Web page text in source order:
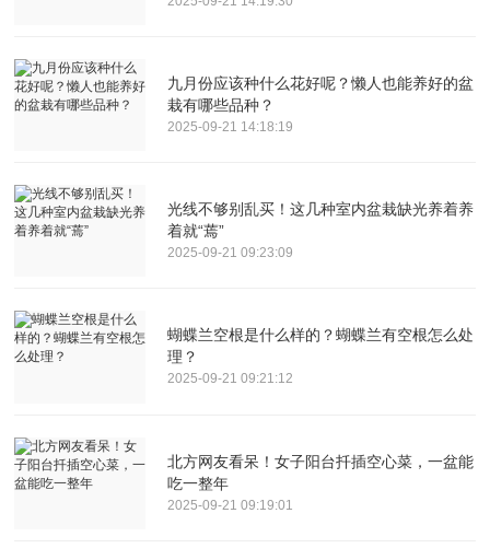
九月份应该种什么花好呢？懒人也能养好的盆
栽有哪些品种？
2025-09-21 14:18:19
光线不够别乱买！这几种室内盆栽缺光养着养
着就“蔫”
2025-09-21 09:23:09
蝴蝶兰空根是什么样的？蝴蝶兰有空根怎么处
理？
2025-09-21 09:21:12
北方网友看呆！女子阳台扦插空心菜，一盆能
吃一整年
2025-09-21 09:19:01